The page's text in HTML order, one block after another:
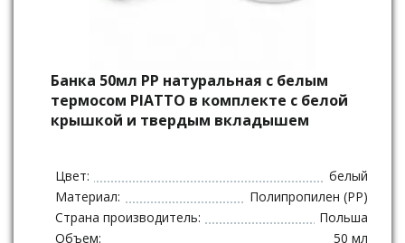
Банка 50мл РР натуральная с белым
термосом PIATTO в комплекте с белой
крышкой и твердым вкладышем
Цвет:
белый
Материал:
Полипропилен (PP)
Страна производитель:
Польша
Объем:
50 мл